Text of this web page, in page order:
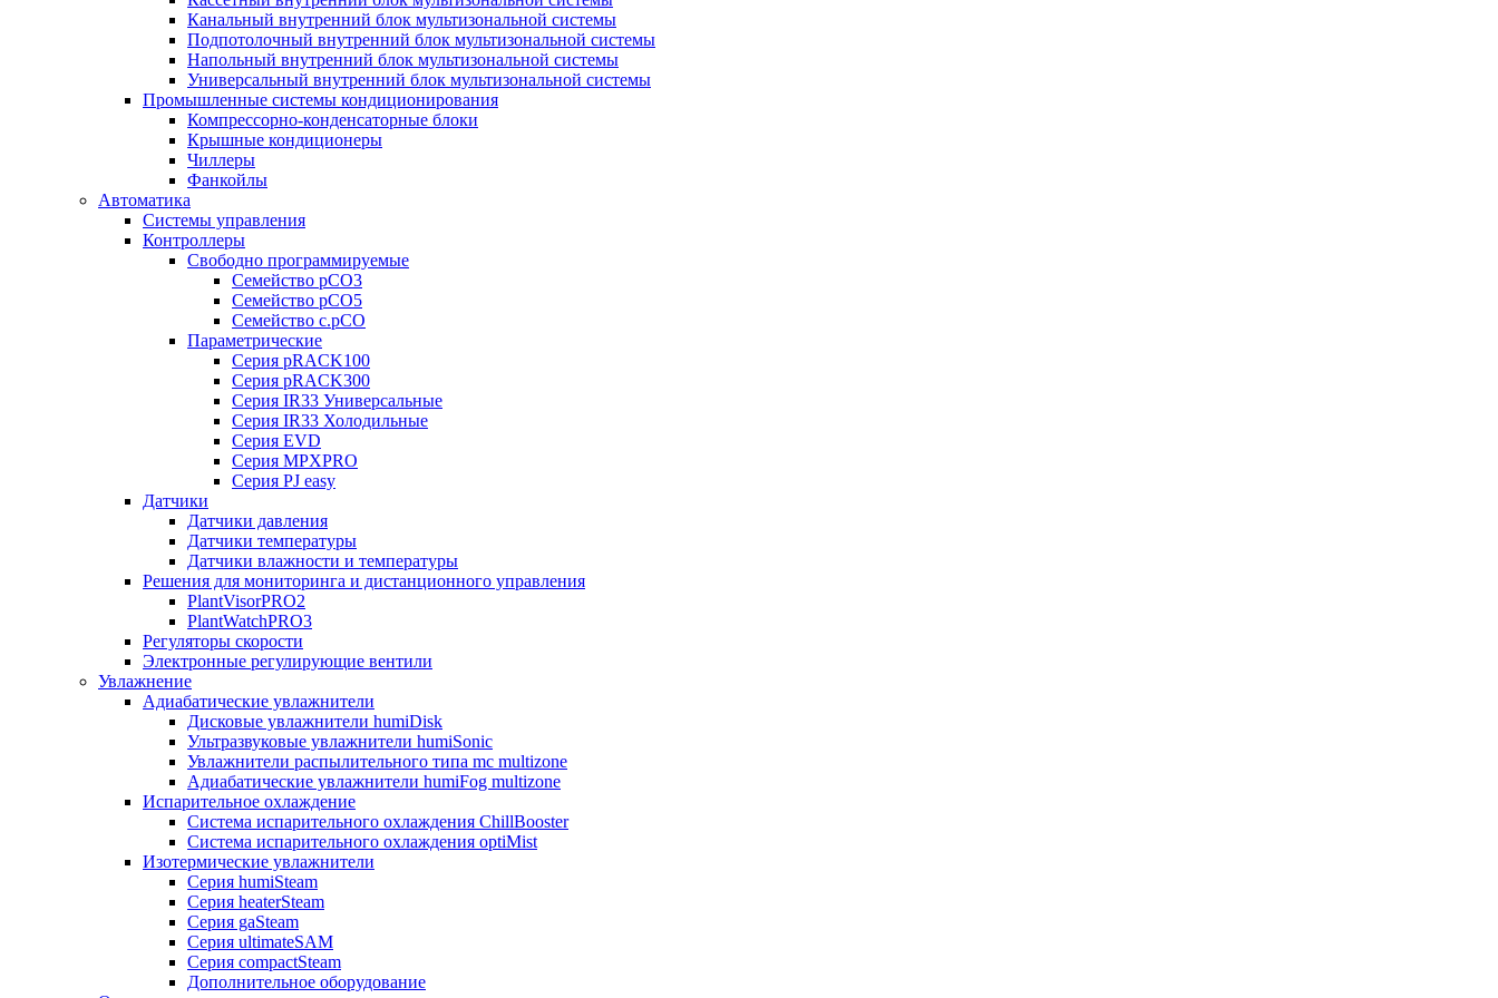
Канальный внутренний блок мультизональной системы
Подпотолочный внутренний блок мультизональной системы
Напольный внутренний блок мультизональной системы
Универсальный внутренний блок мультизональной системы
Промышленные системы кондиционирования
Компрессорно-конденсаторные блоки
Крышные кондиционеры
Чиллеры
Фанкойлы
Автоматика
Системы управления
Контроллеры
Свободно программируемые
Семейство pCO3
Семейство pCO5
Семейство c.pCO
Параметрические
Серия pRACK100
Серия pRACK300
Серия IR33 Универсальные
Серия IR33 Холодильные
Серия EVD
Серия MPXPRO
Серия PJ easy
Датчики
Датчики давления
Датчики температуры
Датчики влажности и температуры
Решения для мониторинга и дистанционного управления
PlantVisorPRO2
PlantWatchPRO3
Регуляторы скорости
Электронные регулирующие вентили
Увлажнение
Адиабатические увлажнители
Дисковые увлажнители humiDisk
Ультразвуковые увлажнители humiSonic
Увлажнители распылительного типа mc multizone
Адиабатические увлажнители humiFog multizone
Испарительное охлаждение
Система испарительного охлаждения ChillBooster
Система испарительного охлаждения optiMist
Изотермические увлажнители
Серия humiSteam
Серия heaterSteam
Серия gaSteam
Серия ultimateSAM
Серия compactSteam
Дополнительное оборудование